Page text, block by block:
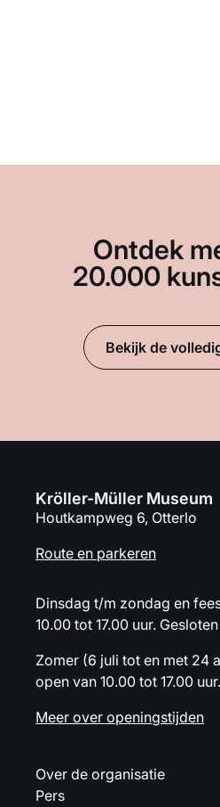
Ontdek
20.000
Bekijk de
Kröller-Müller Museum
Houtkampweg 6, Otterlo
Route en parkeren
Dinsdag t/m zondag en
10.00 tot 17.00 uur.
Zomer (6 juli tot en met 24
open van 10.00 tot 17.00 uur.
Meer over openingstijden
Over de organisatie
Pers